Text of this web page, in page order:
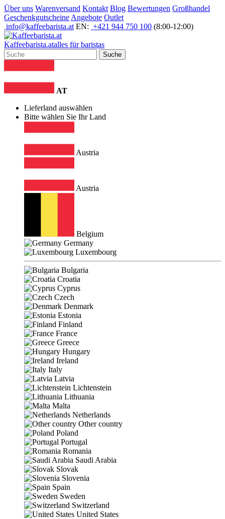
Über uns Warenversand Kontakt Blog Bewertungen Großhandel
Geschenkgutscheine Angebote Outlet
info@kaffeebarista.at EN: +421 944 750 100 (8:00-12:00)
Kaffeebarista.atalles für baristas
Suche
AT
Lieferland auswählen
Bitte wählen Sie Ihr Land
Austria
Austria
Belgium
Germany
Luxembourg
Bulgaria
Croatia
Cyprus
Czech
Denmark
Estonia
Finland
France
Greece
Hungary
Ireland
Italy
Latvia
Lichtenstein
Lithuania
Malta
Netherlands
Other country
Poland
Portugal
Romania
Saudi Arabia
Slovak
Slovenia
Spain
Sweden
Switzerland
United States